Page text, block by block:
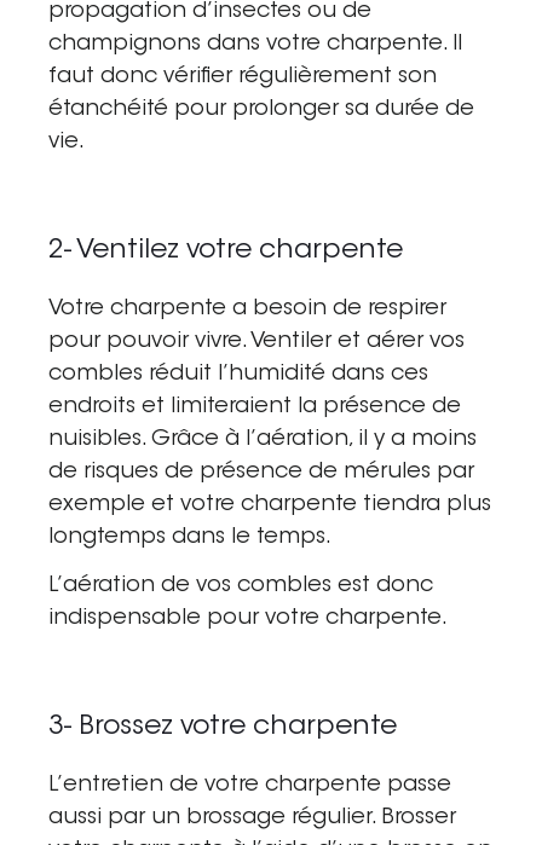
propagation d’insectes ou de
champignons dans votre charpente. Il
faut donc vérifier régulièrement son
étanchéité pour prolonger sa durée de
vie.
2- Ventilez votre charpente
Votre charpente a besoin de respirer
pour pouvoir vivre. Ventiler et aérer vos
combles réduit l’humidité dans ces
endroits et limiteraient la présence de
nuisibles. Grâce à l’aération, il y a moins
de risques de présence de mérules par
exemple et votre charpente tiendra plus
longtemps dans le temps.
L’aération de vos combles est donc
indispensable pour votre charpente.
3- Brossez votre charpente
L’entretien de votre charpente passe
aussi par un brossage régulier. Brosser